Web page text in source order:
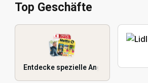
Top Geschäfte
Entdecke spezielle Angebote